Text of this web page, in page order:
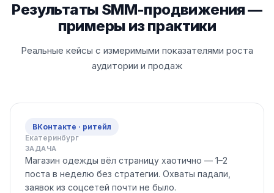
Результаты SMM-продвижения —
примеры из практики
Реальные кейсы с измеримыми показателями роста
аудитории и продаж
ВКонтакте · ритейл
Екатеринбург
ЗАДАЧА
Магазин одежды вёл страницу хаотично — 1–2
поста в неделю без стратегии. Охваты падали,
заявок из соцсетей почти не было.